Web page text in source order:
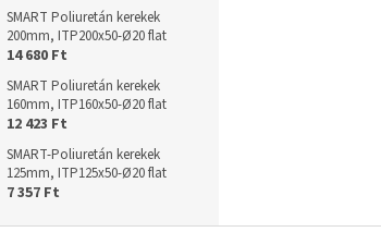
SMART Poliuretán kerekek
200mm, ITP200x50-Ø20 flat
14 680 Ft
SMART Poliuretán kerekek
160mm, ITP160x50-Ø20 flat
12 423 Ft
SMART-Poliuretán kerekek
125mm, ITP125x50-Ø20 flat
7 357 Ft